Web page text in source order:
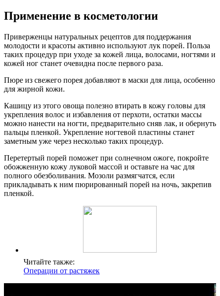
Применение в косметологии
Приверженцы натуральных рецептов для поддержания
молодости и красоты активно используют лук порей. Польза
таких процедур при уходе за кожей лица, волосами, ногтями и
кожей ног станет очевидна после первого раза.
Пюре из свежего порея добавляют в маски для лица, особенно
для жирной кожи.
Кашицу из этого овоща полезно втирать в кожу головы для
укрепления волос и избавления от перхоти, остатки массы
можно нанести на ногти, предварительно сняв лак, и обернуть
пальцы пленкой. Укрепление ногтевой пластины станет
заметным уже через несколько таких процедур.
Перетертый порей поможет при солнечном ожоге, покройте
обожженную кожу луковой массой и оставьте на час для
полного обезболивания. Мозоли размягчатся, если
прикладывать к ним пюрированный порей на ночь, закрепив
пленкой.
Читайте также:
Операции от растяжек